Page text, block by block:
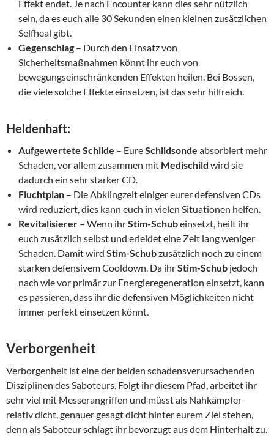
Effekt endet. Je nach Encounter kann dies sehr nützlich
sein, da es euch alle 30 Sekunden einen kleinen zusätzlichen
Selfheal gibt.
Gegenschlag – Durch den Einsatz von
Sicherheitsmaßnahmen könnt ihr euch von
bewegungseinschränkenden Effekten heilen. Bei Bossen,
die viele solche Effekte einsetzen, ist das sehr hilfreich.
Heldenhaft:
Aufgewertete Schilde – EureSchildsonde absorbiert mehr
Schaden, vor allem zusammen mit Medischild wird sie
dadurch ein sehr starker CD.
Fluchtplan – Die Abklingzeit einiger eurer defensiven CDs
wird reduziert, dies kann euch in vielen Situationen helfen.
Revitalisierer – Wenn ihrStim-Schubeinsetzt, heilt ihr
euch zusätzlich selbst und erleidet eine Zeit lang weniger
Schaden. Damit wird Stim-Schubzusätzlich noch zu einem
starken defensivem Cooldown. Da ihrStim-Schub jedoch
nach wie vor primär zur Energieregeneration einsetzt, kann
es passieren, dass ihr die defensiven Möglichkeiten nicht
immer perfekt einsetzen könnt.
Verborgenheit
Verborgenheit ist eine der beiden schadensverursachenden
Disziplinen des Saboteurs. Folgt ihr diesem Pfad, arbeitet ihr
sehr viel mit Messerangriffen und müsst als Nahkämpfer
relativ dicht, genauer gesagt dicht hinter eurem Ziel stehen,
denn als Saboteur schlagt ihr bevorzugt aus dem Hinterhalt zu.